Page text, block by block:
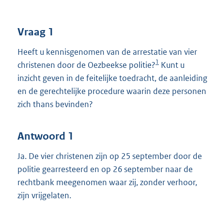
Vraag 1
Heeft u kennisgenomen van de arrestatie van vier
christenen door de Oezbeekse politie?1 Kunt u
inzicht geven in de feitelijke toedracht, de aanleiding
en de gerechtelijke procedure waarin deze personen
zich thans bevinden?
Antwoord 1
Ja. De vier christenen zijn op 25 september door de
politie gearresteerd en op 26 september naar de
rechtbank meegenomen waar zij, zonder verhoor,
zijn vrijgelaten.